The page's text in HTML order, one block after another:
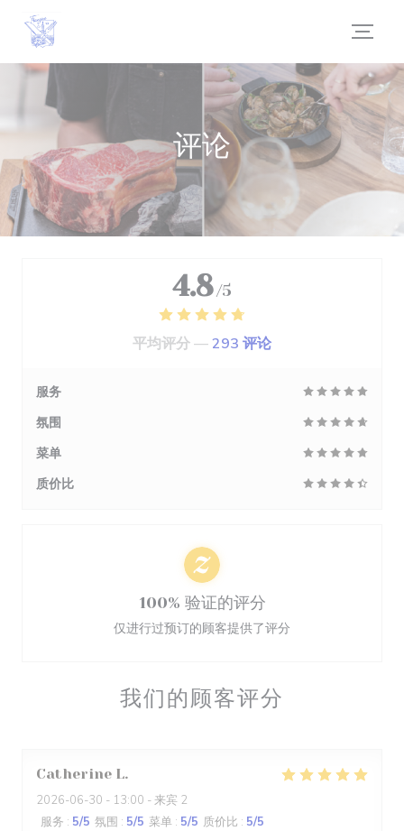
Cookie管理面板
评论
我们的顾客评分
Catherine L
2026-06-30 - 13:00 - 来宾 2
服务 : 5/5 氛围 : 5/5 菜单 : 5/5 质价比 : 5/5
4.8 /5
平均评分 —293 评论
服务
氛围
菜单
质价比
100% 验证的评分
仅进行过预订的顾客提供了评分